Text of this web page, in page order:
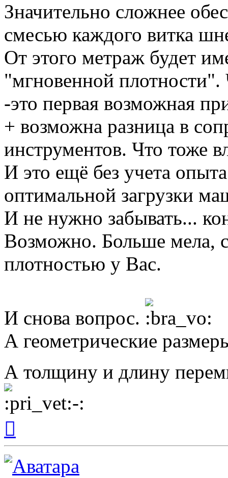
Значительно сложнее
смесью каждого витка
От этого метраж будет
"мгновенной
-это первая возможная
+ возможна разница в
инструментов. Что тоже
И это ещё без учета
оптимальной загрузки
И не нужно забывать...
Возможно. Больше мела,
плотностью у Вас.
И снова вопрос.
А геометрические
А толщину и длину
началу